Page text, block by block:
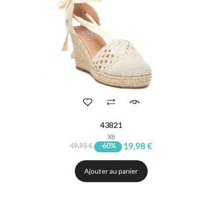
43821
Xti
49,95 € -60% 19,98 €
Ajouter au panier